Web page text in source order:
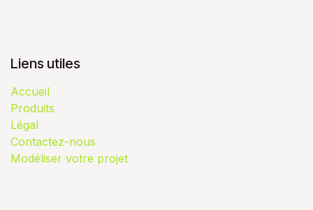
Liens utiles
Accueil
Produits
Légal
Contactez-nous
Modéliser votre projet